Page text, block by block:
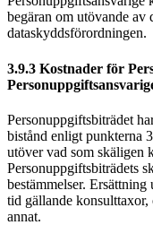
begäran om utövande av
dataskyddsförordningen.
3.9.3 Kostnader för
Personuppgiftsbiträdet
bistånd enligt punkterna
utöver vad som skäligen
Personuppgiftsbiträdets
bestämmelser.
tid gällande
annat.